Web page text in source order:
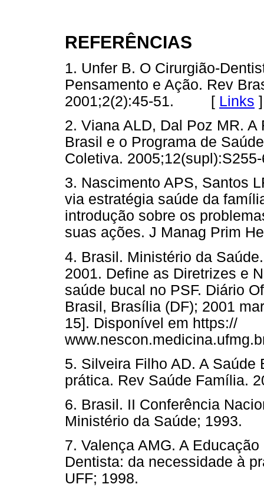
REFERÊNCIAS
1. Unfer B. O Cirurgião-
Pensamento e Ação. Rev
2001;2(2):45-51. [ Links ]
2. Viana ALD, Dal Poz MR.
Brasil e o Programa de
Coletiva.
3. Nascimento APS, Santos
via estratégia saúde da
introdução sobre os
suas ações. J Manag Prim
4. Brasil. Ministério da
2001. Define as Diretrizes e
saúde bucal no PSF. Diário
Brasil, Brasília (DF); 2001
15]. Disponível em https://
5. Silveira Filho AD. A
prática. Rev Saúde Família.
6. Brasil. II Conferência
Ministério da Saúde; 1993.
7. Valença AMG. A
Dentista: da necessidade à
UFF; 1998.